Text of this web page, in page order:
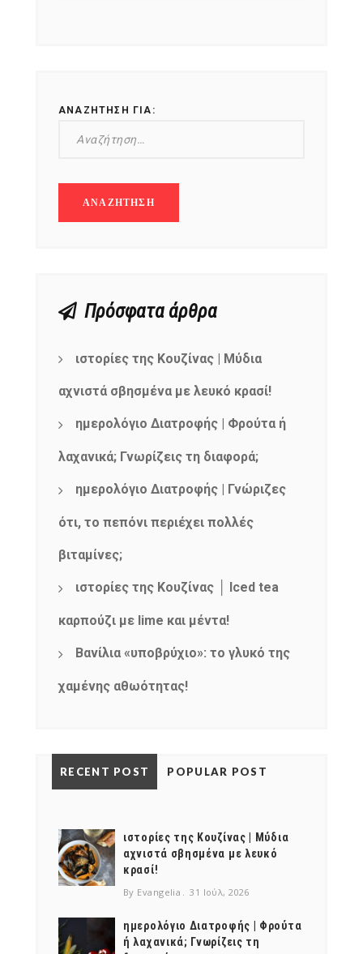
ΑΝΑΖΉΤΗΣΗ ΓΙΑ:
Πρόσφατα άρθρα
ιστορίες της Κουζίνας | Μύδια
αχνιστά σβησμένα με λευκό κρασί!
ημερολόγιο Διατροφής | Φρούτα ή
λαχανικά; Γνωρίζεις τη διαφορά;
ημερολόγιο Διατροφής | Γνώριζες
ότι, το πεπόνι περιέχει πολλές
βιταμίνες;
ιστορίες της Κουζίνας │ Iced tea
καρπούζι με lime και μέντα!
Βανίλια «υποβρύχιο»: το γλυκό της
χαμένης αθωότητας!
RECENT POST POPULAR POST
ιστορίες της Κουζίνας | Μύδια
αχνιστά σβησμένα με λευκό
κρασί!
By Evangelia 31 Ιούλ, 2026
ημερολόγιο Διατροφής | Φρούτα
ή λαχανικά; Γνωρίζεις τη